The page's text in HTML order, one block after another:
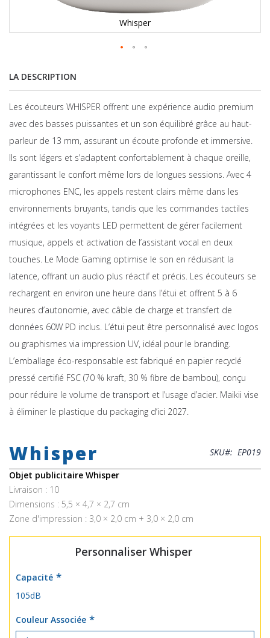
Whisper
LA DESCRIPTION
Les écouteurs WHISPER offrent une expérience audio premium
avec des basses puissantes et un son équilibré grâce au haut-
parleur de 13 mm, assurant un écoute profonde et immersive.
Ils sont légers et s’adaptent confortablement à chaque oreille,
garantissant le confort même lors de longues sessions. Avec 4
microphones ENC, les appels restent clairs même dans les
environnements bruyants, tandis que les commandes tactiles
intégrées et les voyants LED permettent de gérer facilement
musique, appels et activation de l’assistant vocal en deux
touches. Le Mode Gaming optimise le son en réduisant la
latence, offrant un audio plus réactif et précis. Les écouteurs se
rechargent en environ une heure dans l’étui et offrent 5 à 6
heures d’autonomie, avec câble de charge et transfert de
données 60W PD inclus. L’étui peut être personnalisé avec logos
ou graphismes via impression UV, idéal pour le branding.
L’emballage éco-responsable est fabriqué en papier recyclé
pressé certifié FSC (70 % kraft, 30 % fibre de bambou), conçu
pour réduire le volume de transport et l’usage d’acier. Maikii vise
à éliminer le plastique du packaging d’ici 2027.
the
beginning
of
the
images
gallery
Whisper SKU
EP019
Objet publicitaire Whisper
Livraison : 10
Dimensions : 5,5 × 4,7 × 2,7 cm
Zone d'impression : 3,0 × 2,0 cm + 3,0 × 2,0 cm
Personnaliser Whisper
Capacité
105dB
Couleur Associée